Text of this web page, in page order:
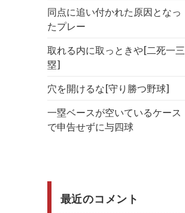
同点に追い付かれた原因となっ
たプレー
取れる内に取っときや[二死一三
塁]
穴を開けるな[守り勝つ野球]
一塁ベースが空いているケース
で申告せずに与四球
最近のコメント